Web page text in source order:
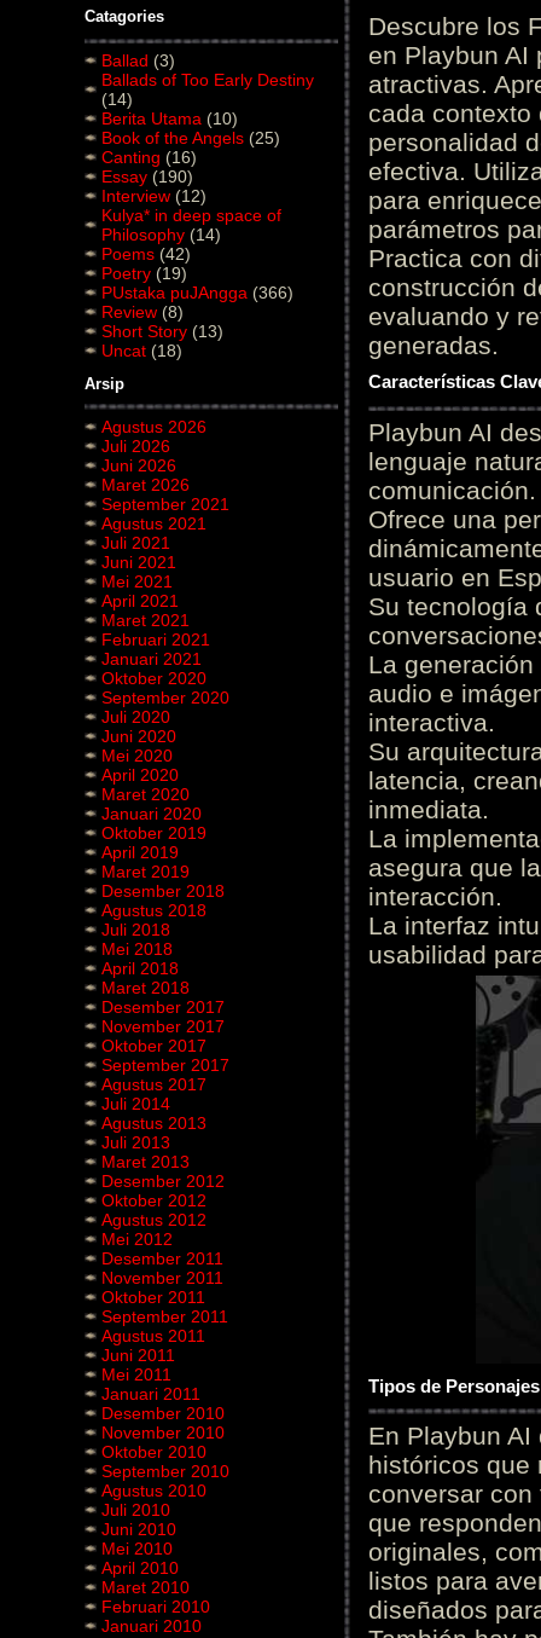
Catagories
Ballad (3)
Ballads of Too Early Destiny
(14)
Berita Utama (10)
Book of the Angels (25)
Canting (16)
Essay (190)
Interview (12)
Kulya* in deep space of
Philosophy (14)
Poems (42)
Poetry (19)
PUstaka puJAngga (366)
Review (8)
Short Story (13)
Uncat (18)
Arsip
Agustus 2026
Juli 2026
Juni 2026
Maret 2026
September 2021
Agustus 2021
Juli 2021
Juni 2021
Mei 2021
April 2021
Maret 2021
Februari 2021
Januari 2021
Oktober 2020
September 2020
Juli 2020
Juni 2020
Mei 2020
April 2020
Maret 2020
Januari 2020
Oktober 2019
April 2019
Maret 2019
Desember 2018
Agustus 2018
Juli 2018
Mei 2018
April 2018
Maret 2018
Desember 2017
November 2017
Oktober 2017
September 2017
Agustus 2017
Juli 2014
Agustus 2013
Juli 2013
Maret 2013
Desember 2012
Oktober 2012
Agustus 2012
Mei 2012
Desember 2011
November 2011
Oktober 2011
September 2011
Agustus 2011
Juni 2011
Mei 2011
Januari 2011
Desember 2010
November 2010
Oktober 2010
September 2010
Agustus 2010
Juli 2010
Juni 2010
Mei 2010
April 2010
Maret 2010
Februari 2010
Januari 2010
Descubre los
en Playbun AI
atractivas.
cada contexto
personalidad
efectiva.
para
parámetros
Practica con
construcción
evaluando y
generadas.
Características
Playbun AI
lenguaje
comunicación.
Ofrece una
usuario en
Su tecnología
La
audio e
interactiva.
Su
latencia,
inmediata.
La
asegura que
interacción.
La interfaz
usabilidad
Tipos de
En Playbun
históricos que
conversar
que
originales,
listos para
diseñados